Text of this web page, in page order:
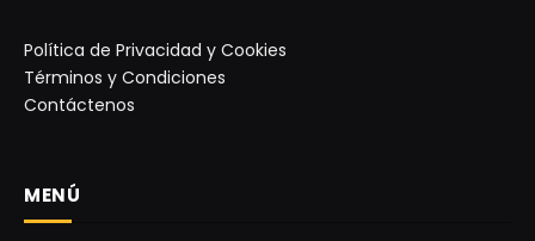
Política de Privacidad y Cookies
Términos y Condiciones
Contáctenos
MENÚ